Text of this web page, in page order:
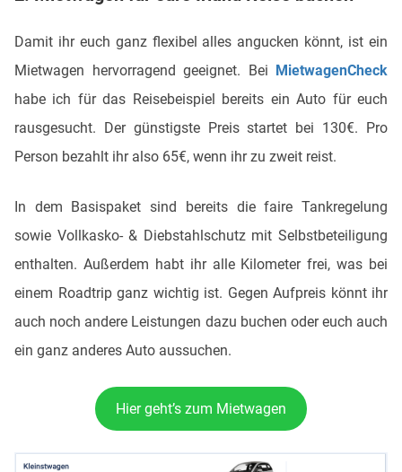
Damit ihr euch ganz flexibel alles angucken könnt, ist ein
Mietwagen hervorragend geeignet. Bei MietwagenCheck
habe ich für das Reisebeispiel bereits ein Auto für euch
rausgesucht. Der günstigste Preis startet bei 130€. Pro
Person bezahlt ihr also 65€, wenn ihr zu zweit reist.
In dem Basispaket sind bereits die faire Tankregelung
sowie Vollkasko- & Diebstahlschutz mit Selbstbeteiligung
enthalten. Außerdem habt ihr alle Kilometer frei, was bei
einem Roadtrip ganz wichtig ist. Gegen Aufpreis könnt ihr
auch noch andere Leistungen dazu buchen oder euch auch
ein ganz anderes Auto aussuchen.
Hier geht’s zum Mietwagen